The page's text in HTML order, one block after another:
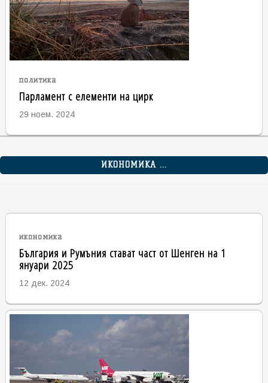
политика
Парламент с елементи на цирк
29 ноем. 2024
ИКОНОМИКА ...
икономика
България и Румъния стават част от Шенген на 1
януари 2025
12 дек. 2024